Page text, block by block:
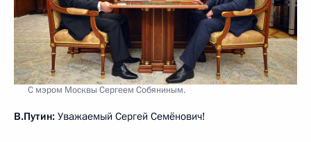
С мэром Москвы Сергеем Собяниным.
В.Путин: Уважаемый Сергей Семёнович!